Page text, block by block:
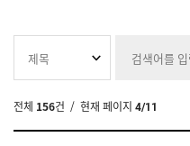
전체 156건 / 현재 페이지 4/11